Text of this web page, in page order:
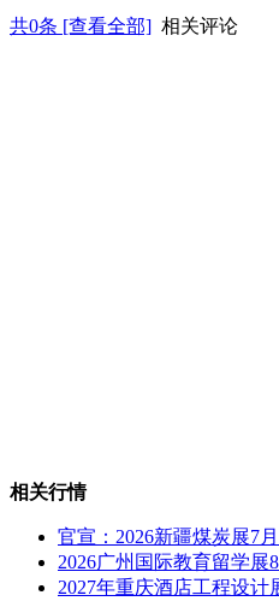
共0条 [查看全部] 相关评论
相关行情
官宣：2026新疆煤炭展7
2026广州国际教育留学展
2027年重庆酒店工程设